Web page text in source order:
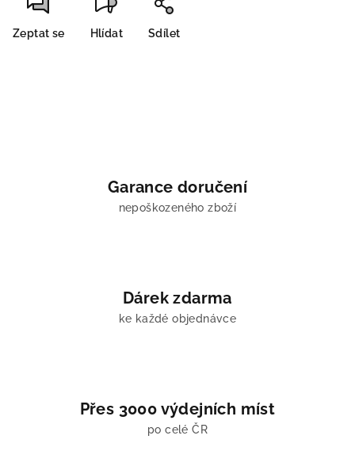
Zeptat se Hlídat Sdílet
Garance doručení
nepoškozeného zboží
Dárek zdarma
ke každé objednávce
Přes 3000 výdejních míst
po celé ČR